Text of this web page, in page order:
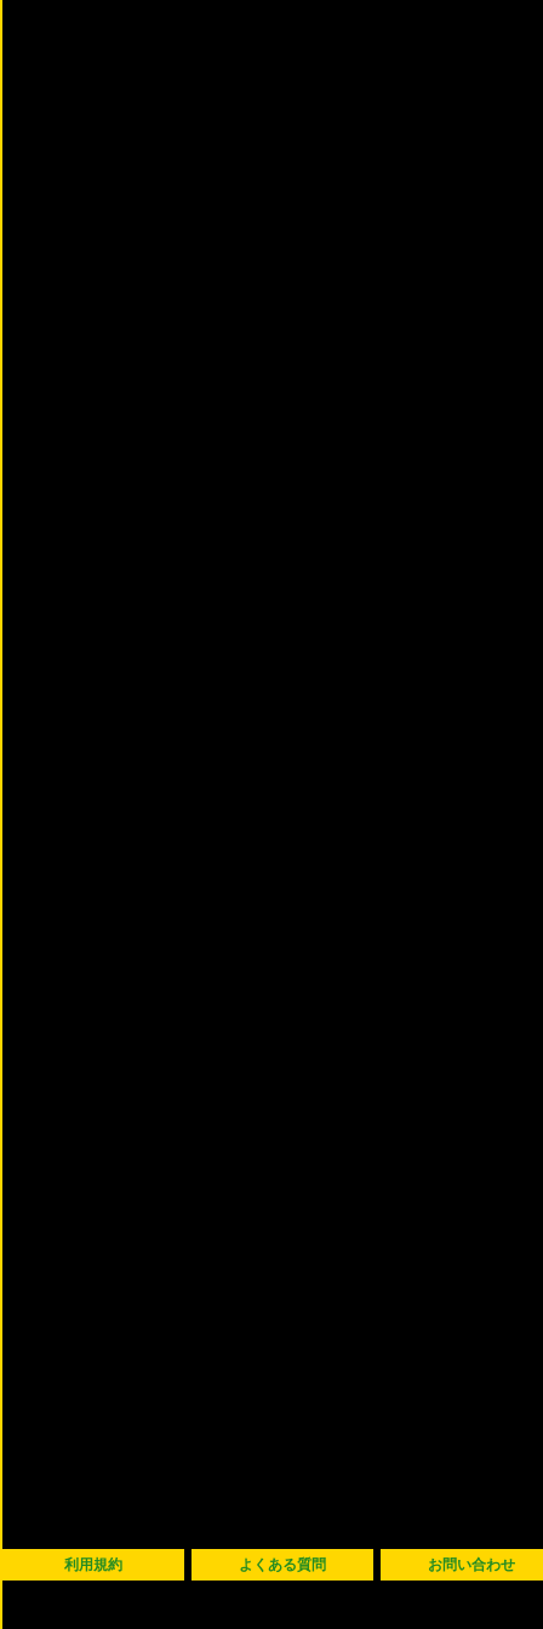
利用規約 よくある質問 お問い合わせ